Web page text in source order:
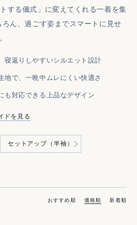
する儀式」に変えてくれる一着を集
ん、過ごす姿までスマートに見せ
寝返りしやすいシルエット設計
地で、一晩中ムレにくい快適さ
も対応できる上品なデザイン
ドを見る
セットアップ（半袖）
おすすめ順 価格順 新着順